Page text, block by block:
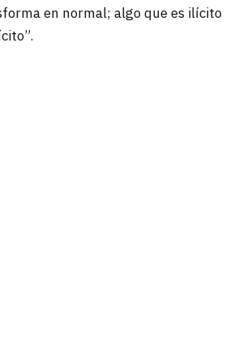
en normal; algo que es ilícito